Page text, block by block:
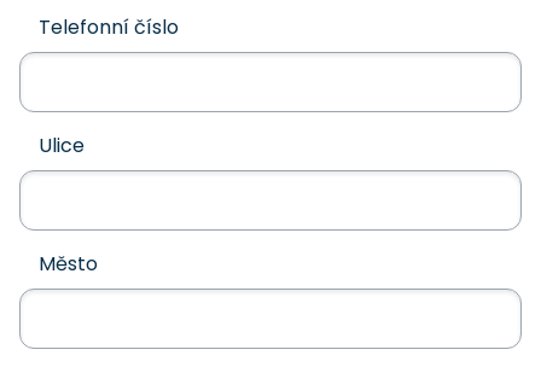
Telefonní číslo
Ulice
Město